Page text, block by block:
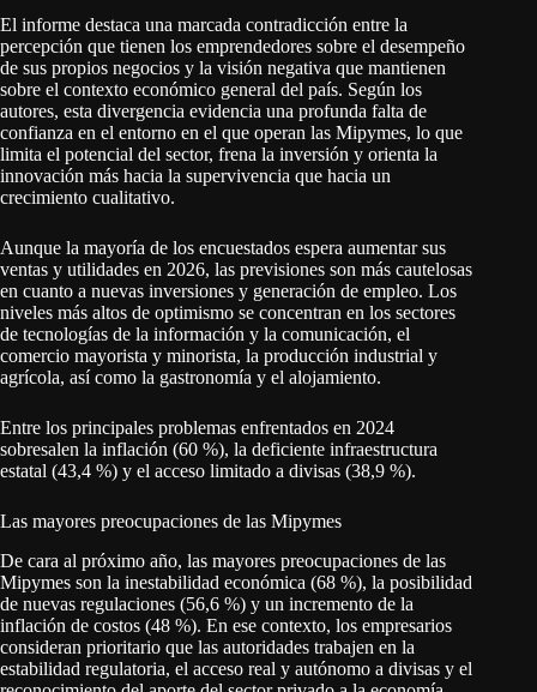
El informe destaca una marcada contradicción entre la
percepción que tienen los emprendedores sobre el desempeño
de sus propios negocios y la visión negativa que mantienen
sobre el contexto económico general del país. Según los
autores, esta divergencia evidencia una profunda falta de
confianza en el entorno en el que operan las Mipymes, lo que
limita el potencial del sector, frena la inversión y orienta la
innovación más hacia la supervivencia que hacia un
crecimiento cualitativo.
Aunque la mayoría de los encuestados espera aumentar sus
ventas y utilidades en 2026, las previsiones son más cautelosas
en cuanto a nuevas inversiones y generación de empleo. Los
niveles más altos de optimismo se concentran en los sectores
de tecnologías de la información y la comunicación, el
comercio mayorista y minorista, la producción industrial y
agrícola, así como la gastronomía y el alojamiento.
Entre los principales problemas enfrentados en 2024
sobresalen la inflación (60 %), la deficiente infraestructura
estatal (43,4 %) y el acceso limitado a divisas (38,9 %).
Las mayores preocupaciones de las Mipymes
De cara al próximo año, las mayores preocupaciones de las
Mipymes son la inestabilidad económica (68 %), la posibilidad
de nuevas regulaciones (56,6 %) y un incremento de la
inflación de costos (48 %). En ese contexto, los empresarios
consideran prioritario que las autoridades trabajen en la
estabilidad regulatoria, el acceso real y autónomo a divisas y el